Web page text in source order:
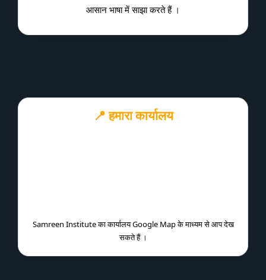
आसान भाषा में साझा करते हैं ।
📍 हमारा कार्यालय
Samreen Institute का कार्यालय Google Map के माध्यम से आप देख
सकते हैं ।